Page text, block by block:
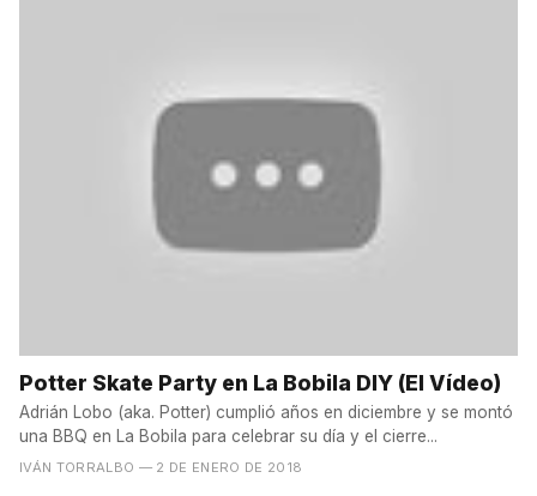
Potter Skate Party en La Bobila DIY (El Vídeo)
Adrián Lobo (aka. Potter) cumplió años en diciembre y se montó
una BBQ en La Bobila para celebrar su día y el cierre...
IVÁN TORRALBO — 2 DE ENERO DE 2018